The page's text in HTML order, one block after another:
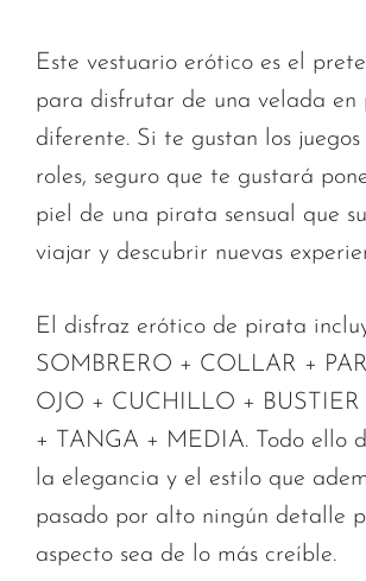
Este vestuario erótico es el
para disfrutar de una velada en
diferente. Si te gustan los
roles, seguro que te gustará
piel de una pirata sensual que
viajar y descubrir nuevas
El disfraz erótico de pirata
SOMBRERO + COLLAR +
OJO + CUCHILLO +
+ TANGA + MEDIA. Todo ello
la elegancia y el estilo que
pasado por alto ningún detalle
aspecto sea de lo más creíble.